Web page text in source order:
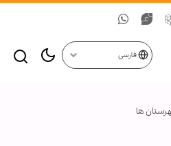
فارسی
ها